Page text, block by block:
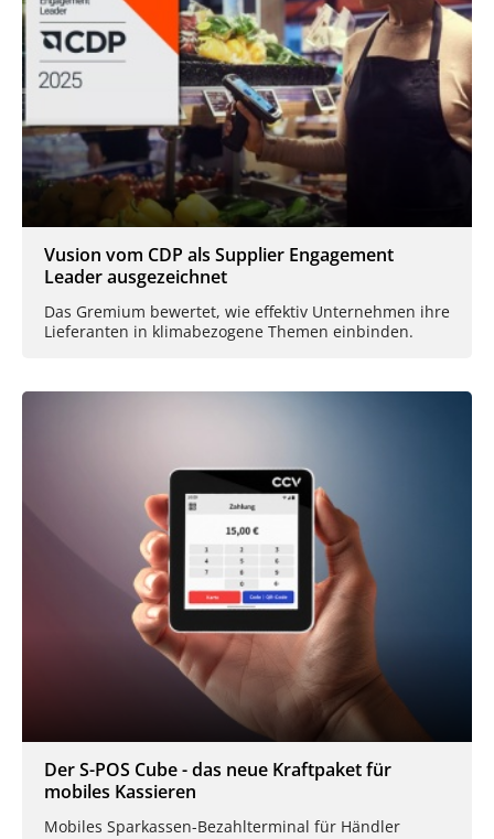
Vusion vom CDP als Supplier Engagement
Leader ausgezeichnet
Das Gremium bewertet, wie effektiv Unternehmen ihre
Lieferanten in klimabezogene Themen einbinden.
Der S-POS Cube - das neue Kraftpaket für
mobiles Kassieren
Mobiles Sparkassen-Bezahlterminal für Händler